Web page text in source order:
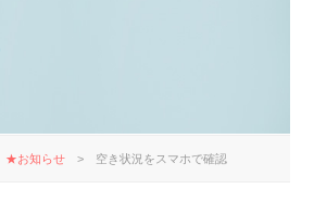
★お知らせ > 空き状況をスマホで確認